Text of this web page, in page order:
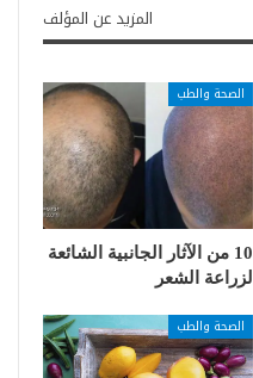
المزيد عن المؤلف
الصحة والطب
10 من الآثار الجانبية الشائعة
لزراعة الشعر
الصحة والطب